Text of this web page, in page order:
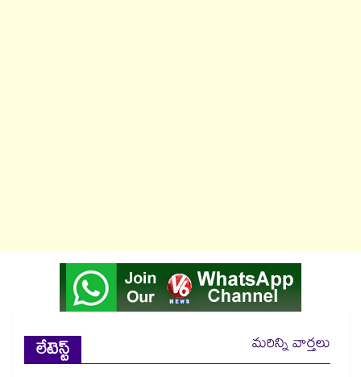
లేటెస్ట్
మరిన్ని వార్తలు